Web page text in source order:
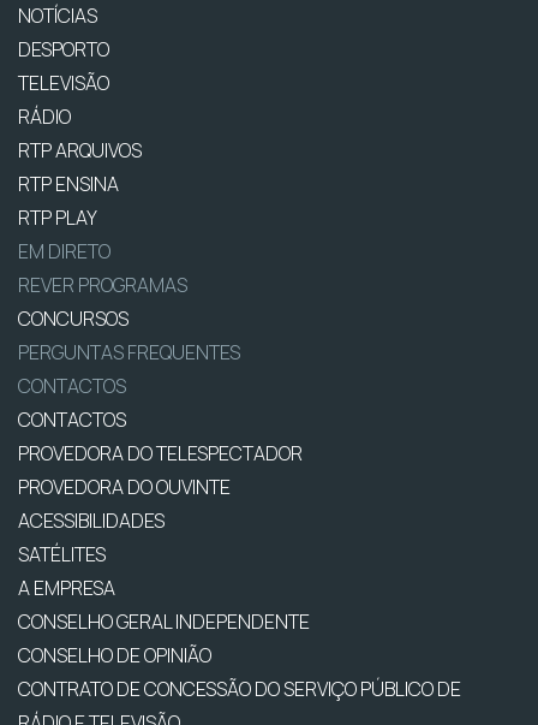
NOTÍCIAS
DESPORTO
TELEVISÃO
RÁDIO
RTP ARQUIVOS
RTP ENSINA
RTP PLAY
EM DIRETO
REVER PROGRAMAS
CONCURSOS
PERGUNTAS FREQUENTES
CONTACTOS
CONTACTOS
PROVEDORA DO TELESPECTADOR
PROVEDORA DO OUVINTE
ACESSIBILIDADES
SATÉLITES
A EMPRESA
CONSELHO GERAL INDEPENDENTE
CONSELHO DE OPINIÃO
CONTRATO DE CONCESSÃO DO SERVIÇO PÚBLICO DE